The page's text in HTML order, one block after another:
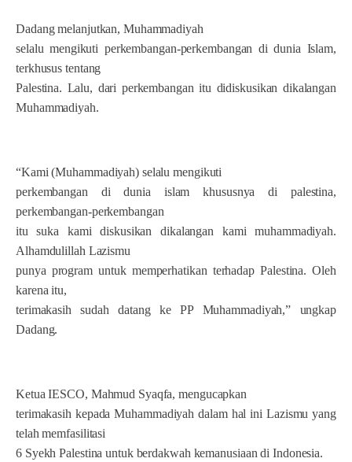
Dadang melanjutkan, Muhammadiyah
selalu mengikuti perkembangan-perkembangan di dunia Islam,
terkhusus tentang
Palestina. Lalu, dari perkembangan itu didiskusikan dikalangan
Muhammadiyah.
“Kami (Muhammadiyah) selalu mengikuti
perkembangan di dunia islam khususnya di palestina,
perkembangan-perkembangan
itu suka kami diskusikan dikalangan kami muhammadiyah.
Alhamdulillah Lazismu
punya program untuk memperhatikan terhadap Palestina. Oleh
karena itu,
terimakasih sudah datang ke PP Muhammadiyah,” ungkap
Dadang.
Ketua IESCO, Mahmud Syaqfa, mengucapkan
terimakasih kepada Muhammadiyah dalam hal ini Lazismu yang
telah memfasilitasi
6 Syekh Palestina untuk berdakwah kemanusiaan di Indonesia.